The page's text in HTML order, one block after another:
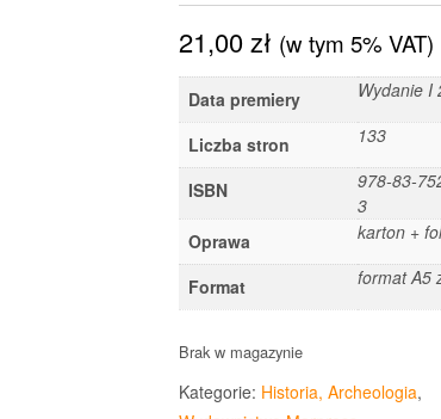
21,00zł (w tym 5% VAT)
Data premiery Wydanie I
Liczba stron 133
ISBN
978-83-
3
Oprawa
karton +
Format format A5
Brak w magazynie
Kategorie: Historia, Archeologia,